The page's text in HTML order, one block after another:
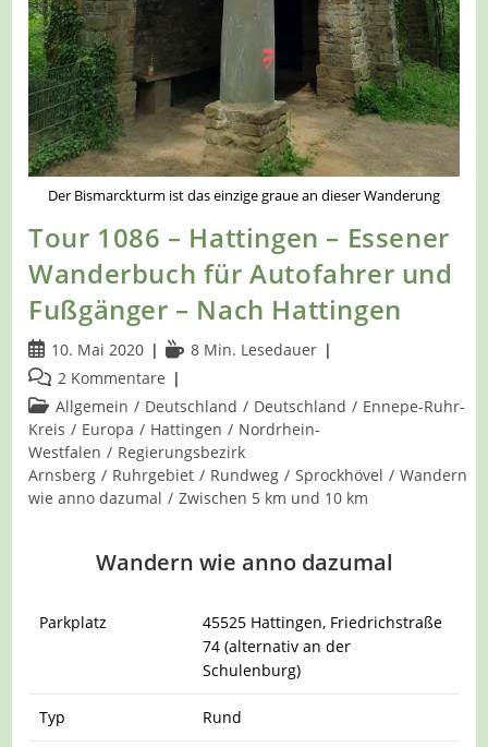
Der Bismarckturm ist das einzige graue an dieser Wanderung
Tour 1086 – Hattingen – Essener
Wanderbuch für Autofahrer und
Fußgänger – Nach Hattingen
Beitrag
veröffentlicht:
10. Mai 2020 Lesedauer:
8 Min. Lesedauer
Beitrags-
Kommentare:
2 Kommentare
Beitrags-
Kategorie:
Allgemein / Deutschland / Deutschland / Ennepe-Ruhr-
Kreis / Europa / Hattingen / Nordrhein-
Westfalen / Regierungsbezirk
Arnsberg / Ruhrgebiet / Rundweg / Sprockhövel / Wandern
wie anno dazumal / Zwischen 5 km und 10 km
Wandern wie anno dazumal
Parkplatz
45525 Hattingen, Friedrichstraße
74 (alternativ an der
Schulenburg)
Typ Rund